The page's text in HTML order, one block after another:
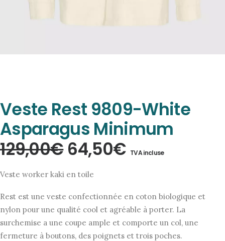
Veste Rest 9809-White
Asparagus Minimum
129,00€ Le
prix
initial
était :
129,00€.
64,50€Le
actuel
est :
64,50€.
TVA incluse
Veste worker kaki en toile
Rest est une veste confectionnée en coton biologique et
nylon pour une qualité cool et agréable à porter. La
surchemise a une coupe ample et comporte un col, une
fermeture à boutons, des poignets et trois poches.